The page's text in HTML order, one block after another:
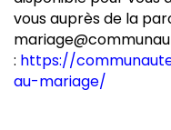
vous auprès de la
: https://
au-mariage/